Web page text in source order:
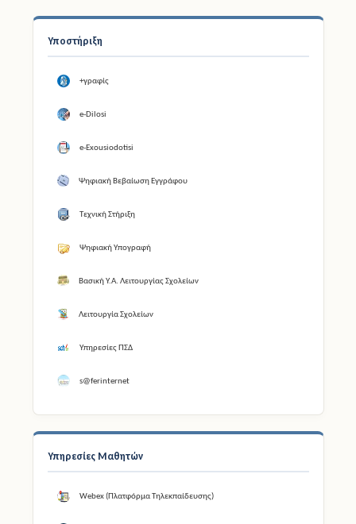
Υποστήριξη
+γραφίς
e-Dilosi
e-Exousiodotisi
Ψηφιακή Βεβαίωση Εγγράφου
Τεχνική Στήριξη
Ψηφιακή Υπογραφή
Βασική Υ.Α. Λειτουργίας Σχολείων
Λειτουργία Σχολείων
Υπηρεσίες ΠΣΔ
s@ferinternet
Υπηρεσίες Μαθητών
Webex (Πλατφόρμα Τηλεκπαίδευσης)